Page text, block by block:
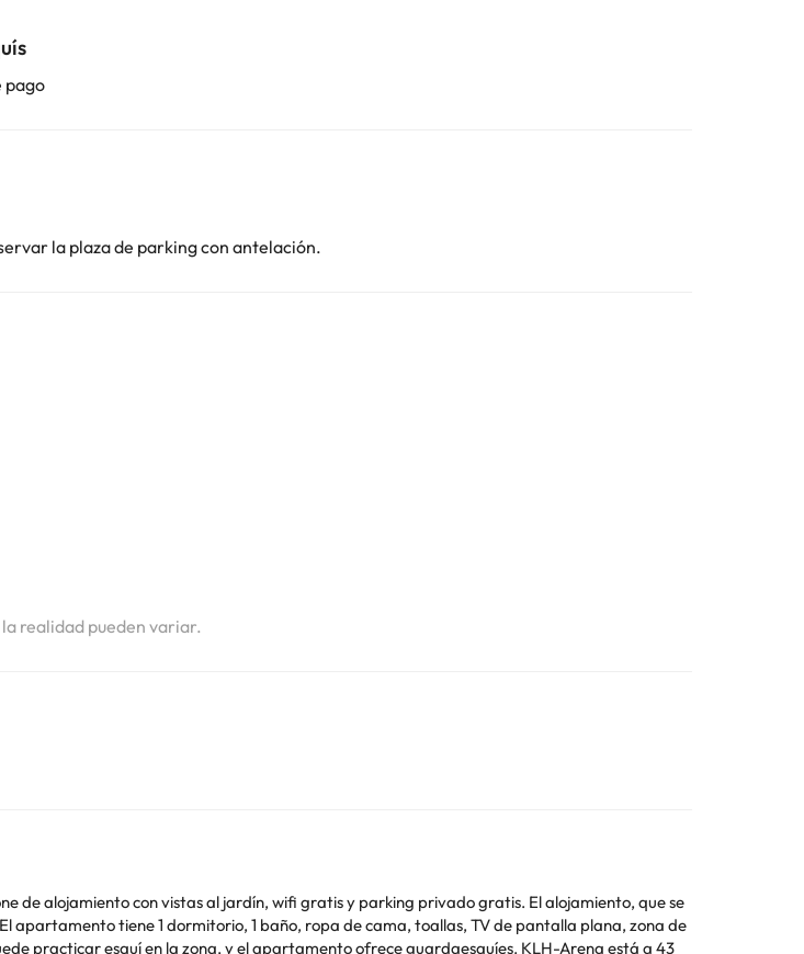
pago
la plaza de parking con antelación.
realidad pueden variar.
de alojamiento con vistas al jardín, wifi gratis y parking privado gratis. El alojamiento, que se